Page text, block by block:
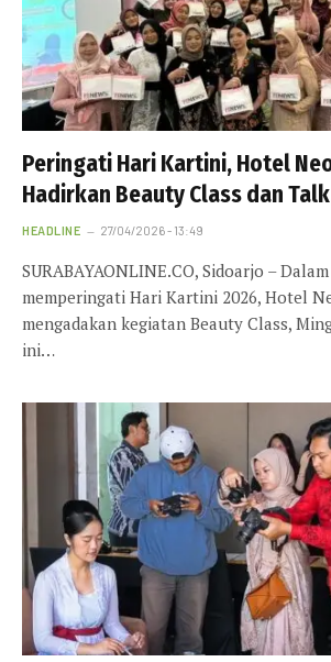
Peringati Hari Kartini, Hotel
Hadirkan Beauty Class dan
HEADLINE 27/04/2026 - 13:49
SURABAYAONLINE.CO, Sidoarjo –
memperingati Hari Kartini 2026, Hotel
mengadakan kegiatan Beauty Class,
ini…